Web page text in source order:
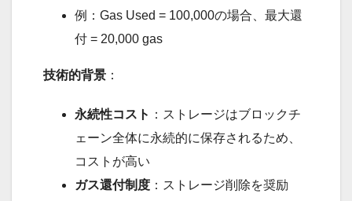
例：Gas Used = 100,000の場合、最大還
付 = 20,000 gas
技術的背景 ：
永続性コスト ：ストレージはブロックチ
ェーン全体に永続的に保存されるため、
コストが高い
ガス還付制度 ：ストレージ削除を奨励